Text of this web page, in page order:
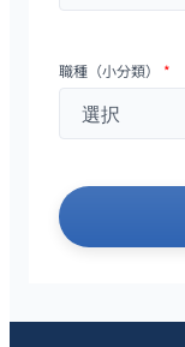
職種（小分類） *